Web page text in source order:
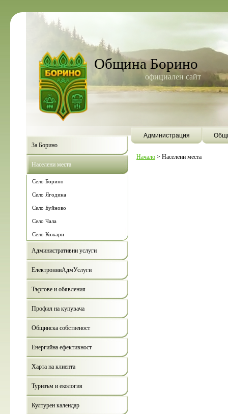
Община Борино
официален сайт
Администрация
За Борино
Населени места
Село Борино
Село Ягодина
Село Буйново
Село Чала
Село Кожари
Административни услуги
ЕлектронниАдмУслуги
Търгове и обявления
Профил на купувача
Общинска собственост
Енергийна ефективност
Харта на клиента
Туризъм и екология
Културен календар
Начало > Населени места